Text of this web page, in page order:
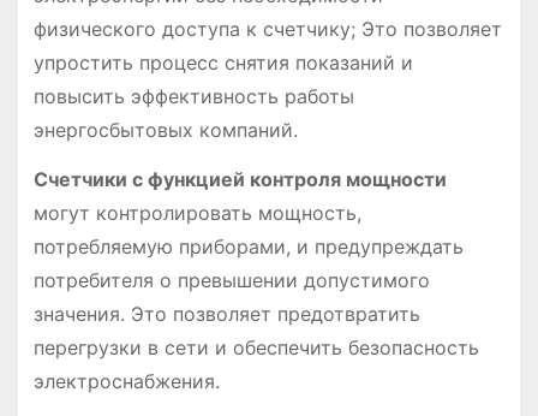
физического доступа к счетчику; Это позволяет
упростить процесс снятия показаний и
повысить эффективность работы
энергосбытовых компаний.
Счетчики с функцией контроля мощности
могут контролировать мощность,
потребляемую приборами, и предупреждать
потребителя о превышении допустимого
значения. Это позволяет предотвратить
перегрузки в сети и обеспечить безопасность
электроснабжения.